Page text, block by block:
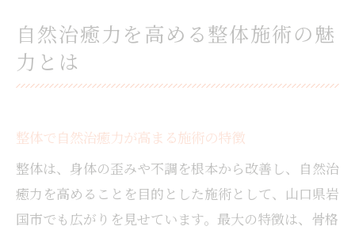
自然治癒力を高める整体施術の魅
力とは
整体で自然治癒力が高まる施術の特徴
整体は、身体の歪みや不調を根本から改善し、自然治
癒力を高めることを目的とした施術として、山口県岩
国市でも広がりを見せています。最大の特徴は、骨格